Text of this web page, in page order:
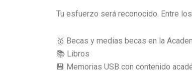
Tu esfuerzo será reconocido. Entre
🥇 Becas y medias becas en la
📚 Libros
💾 Memorias USB con contenido